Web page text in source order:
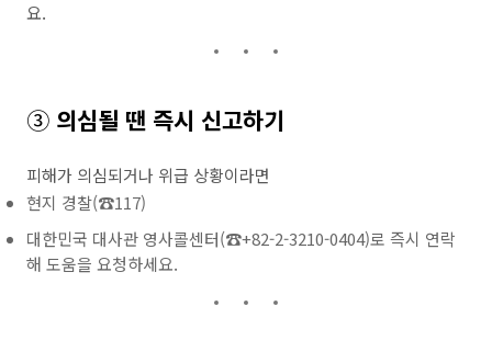
요.
③ 의심될 땐 즉시 신고하기
피해가 의심되거나 위급 상황이라면
현지 경찰(☎117)
대한민국 대사관 영사콜센터(☎+82-2-3210-0404)로 즉시 연락
해 도움을 요청하세요.